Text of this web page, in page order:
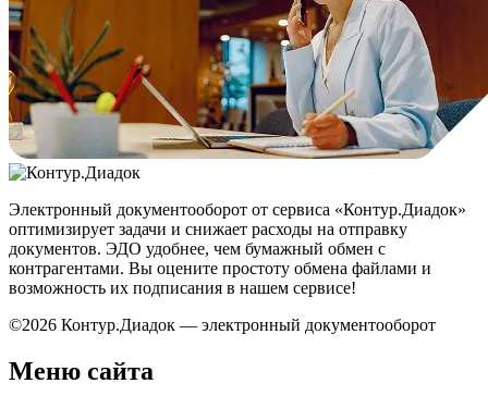
Электронный документооборот от сервиса «Контур.Диадок»
оптимизирует задачи и снижает расходы на отправку
документов. ЭДО удобнее, чем бумажный обмен с
контрагентами. Вы оцените простоту обмена файлами и
возможность их подписания в нашем сервисе!
©2026 Контур.Диадок — электронный документооборот
Меню сайта